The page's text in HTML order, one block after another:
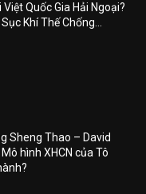
Quốc Gia Hải Ngoại?
Khí Thế Chống...
Sheng Thao – David
hình XHCN của Tô